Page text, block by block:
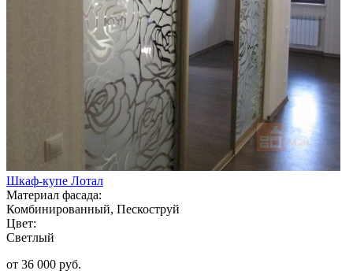
Шкаф-купе Лотал
Материал фасада:
Комбинированный, Пескоструй
Цвет:
Светлый
от 36 000 руб.